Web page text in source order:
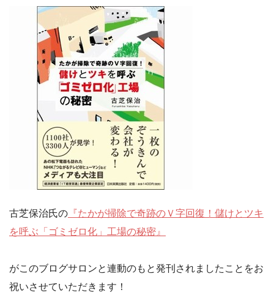
古芝保治氏の 『たかが掃除で奇跡のＶ字回復！儲けとツキ
を呼ぶ「ゴミゼロ化」工場の秘密』
がこのブログサロンと連動のもと発刊されましたことをお
祝いさせていただきます！